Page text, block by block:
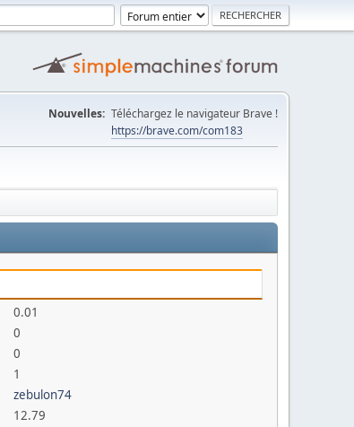
Nouvelles: Téléchargez le navigateur Brave !
https://brave.com/com183
0.01
0
0
1
zebulon74
12.79